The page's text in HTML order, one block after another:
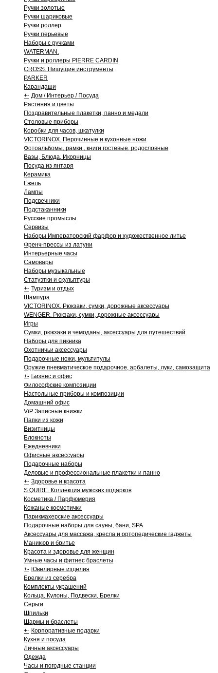
Ручки золотые
Ручки шариковые
Ручки роллер
Ручки перьевые
Наборы с ручками
WATERMAN.
Ручки и роллеры PIERRE CARDIN
CROSS. Пишущие инструменты
PARKER
Карандаши
+- Дом / Интерьер / Посуда
Растения и цветы
Поздравительные плакетки, панно и медали
Столовые приборы
Коробки для часов, шкатулки
VICTORINOX. Перочинные и кухонные ножи
Фотоальбомы, рамки , книги гостевые, родословные
Вазы, Блюда, Икорницы
Посуда из янтаря
Керамика
Гжель
Лампы
Подсвечники
Подстаканники
Русские промыслы
Сервизы
Наборы Императорский фарфор и художественное литье
Френч-прессы из латуни
Интерьерные часы
Самовары
Наборы музыкальные
Статуэтки и скульптуры
+- Туризм и отдых
Шампура
VICTORINOX. Рюкзаки, сумки, дорожные аксессуары
WENGER. Рюкзаки, сумки, дорожные аксессуары
Игры
Сумки, рюкзаки и чемоданы, аксессуары для путешествий
Наборы для пикника
Охотничьи аксессуары
Подарочные ножи, мультитулы
Оружие пневматическое подарочное, арбалеты, луки, самозащита
+- Бизнес и офис
Философские композиции
Настольные приборы и композиции
Домашний офис
ViP Записные книжки
Папки из кожи
Визитницы
Блокноты
Ежедневники
Офисные аксессуары
Подарочные наборы
Деловые и профессиональные плакетки и панно
+- Здоровье и красота
S QUIRE. Коллекция мужских подарков
Косметика / Парфюмерия
Кожаные косметички
Парикмахерские аксессуары
Подарочные наборы для сауны, бани, SPA
Аксессуары для массажа, кресла и ортопедические гаджеты
Маникюр и бритье
Красота и здоровье для женщин
Умные часы и фитнес браслеты
+- Ювелирные изделия
Брелки из серебра
Комплекты украшений
Кольца, Кулоны, Подвески, Брелки
Серьги
Шпильки
Шармы и браслеты
+- Корпоративные подарки
Кухня и посуда
Личные аксессуары
Одежда
Часы и погодные станции